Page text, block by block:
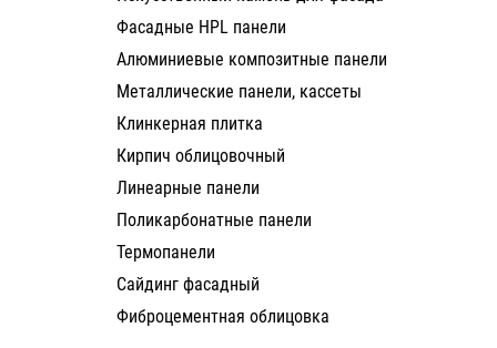
Фасадные HPL панели
Алюминиевые композитные панели
Металлические панели, кассеты
Клинкерная плитка
Кирпич облицовочный
Линеарные панели
Поликарбонатные панели
Термопанели
Сайдинг фасадный
Фиброцементная облицовка